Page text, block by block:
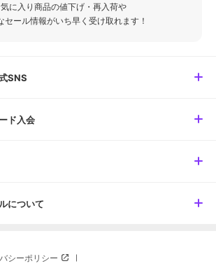
に入り商品の値下げ・再入荷や
セール情報がいち早く受け取れます！
SNS
ド入会
について
シーポリシー